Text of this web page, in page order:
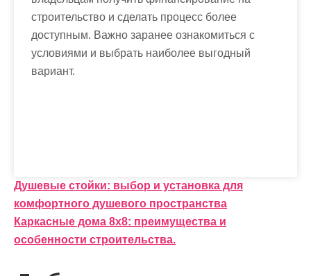
строительство и сделать процесс более
доступным. Важно заранее ознакомиться с
условиями и выбрать наиболее выгодный
вариант.
Н
а
в
и
Душевые стойки: выбор и установка для
комфортного душевого пространства
Каркасные дома 8х8: преимущества и
особенности строительства.